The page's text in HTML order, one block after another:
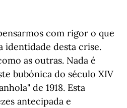
com rigor o que
identidade desta crise.
as outras. Nada é
bubónica do século XIV
de 1918. Esta
antecipada e